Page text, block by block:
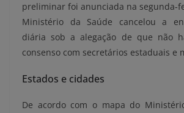
preliminar foi anunciada na segunda-
Ministério da Saúde cancelou a
diária sob a alegação de que não
consenso com secretários estaduais e
Estados e cidades
De acordo com o mapa do